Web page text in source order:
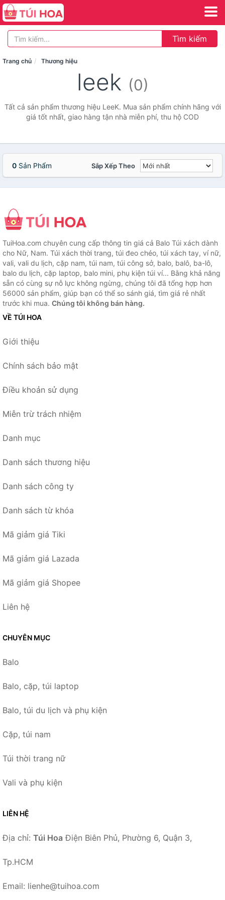
Tìm kiếm
Trang chủ Thương hiệu
leek (0)
Tất cả sản phẩm thương hiệu LeeK. Mua sản phẩm chính hãng với
giá tốt nhất, giao hàng tận nhà miễn phí, thu hộ COD
0 Sản Phẩm Sắp Xếp Theo
TuiHoa.com chuyên cung cấp thông tin giá cả Balo Túi xách dành
cho Nữ, Nam. Túi xách thời trang, túi đeo chéo, túi xách tay, ví nữ,
vali, vali du lịch, cặp nam, túi nam, túi công sở, balo, balô, ba-lô,
balo du lịch, cặp laptop, balo mini, phụ kiện túi ví... Bằng khả năng
sẵn có cùng sự nỗ lực không ngừng, chúng tôi đã tổng hợp hơn
56000 sản phẩm, giúp bạn có thể so sánh giá, tìm giá rẻ nhất
trước khi mua. Chúng tôi không bán hàng.
VỀ TÚI HOA
Giới thiệu
Chính sách bảo mật
Điều khoản sử dụng
Miễn trừ trách nhiệm
Danh mục
Danh sách thương hiệu
Danh sách công ty
Danh sách từ khóa
Mã giảm giá Tiki
Mã giảm giá Lazada
Mã giảm giá Shopee
Liên hệ
CHUYÊN MỤC
Balo
Balo, cặp, túi laptop
Balo, túi du lịch và phụ kiện
Cặp, túi nam
Túi thời trang nữ
Vali và phụ kiện
LIÊN HỆ
Địa chỉ: Túi Hoa Điện Biên Phủ, Phường 6, Quận 3,
Tp.HCM
Email: lienhe@tuihoa.com